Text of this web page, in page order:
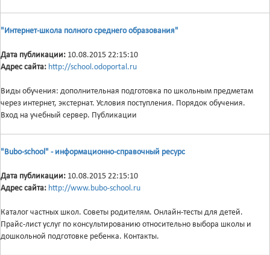
"Интернет-школа полного среднего образования"
Дата публикации: 10.08.2015 22:15:10
Адрес сайта: http://school.odoportal.ru
Виды обучения: дополнительная подготовка по школьным предметам
через интернет, экстернат. Условия поступления. Порядок обучения.
Вход на учебный сервер. Публикации
"Bubo-school" - информационно-справочный ресурс
Дата публикации: 10.08.2015 22:15:10
Адрес сайта: http://www.bubo-school.ru
Каталог частных школ. Советы родителям. Онлайн-тесты для детей.
Прайс-лист услуг по консультированию относительно выбора школы и
дошкольной подготовке ребенка. Контакты.